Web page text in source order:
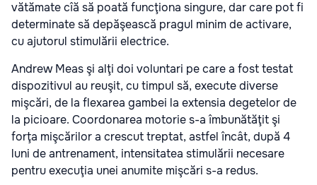
vătămate cîă să poată funcţiona singure, dar care pot fi
determinate să depăşească pragul minim de activare,
cu ajutorul stimulării electrice.
Andrew Meas şi alţi doi voluntari pe care a fost testat
dispozitivul au reuşit, cu timpul să, execute diverse
mişcări, de la flexarea gambei la extensia degetelor de
la picioare. Coordonarea motorie s-a îmbunătăţit şi
forţa mişcărilor a crescut treptat, astfel încât, după 4
luni de antrenament, intensitatea stimulării necesare
pentru execuţia unei anumite mişcări s-a redus.